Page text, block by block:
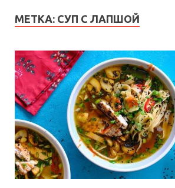
МЕТКА: СУП С ЛАПШОЙ